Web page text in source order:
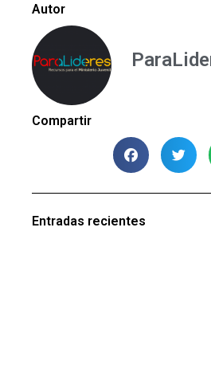
Autor
Compartir
Entradas recientes